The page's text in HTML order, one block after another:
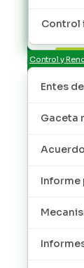
Control
Control y
Entes
Gaceta
Informe